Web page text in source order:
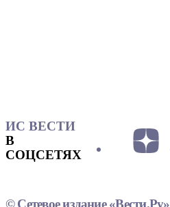
ИС ВЕСТИ
В
СОЦСЕТЯХ